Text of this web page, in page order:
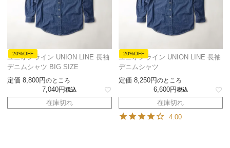
20%OFF
ユニオンライン UNION LINE 長袖
デニムシャツ BIG SIZE
定価 8,800 のところ
7,040 税込
在庫切れ
20%OFF
ユニオンライン UNION LINE 長袖
デニムシャツ
定価 8,250 のところ
6,600 税込
在庫切れ
4.00